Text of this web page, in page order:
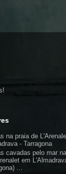
na praia de
- Tarragona
cavadas pelo mar
em
...